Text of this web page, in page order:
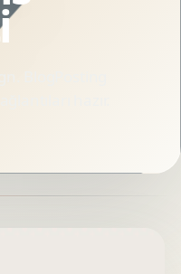
BlogPosting
hazır.